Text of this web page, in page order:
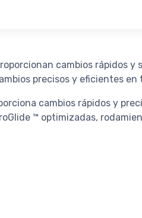
cambios rápidos y
precisos y eficientes
cambios rápidos y
™ optimizadas,